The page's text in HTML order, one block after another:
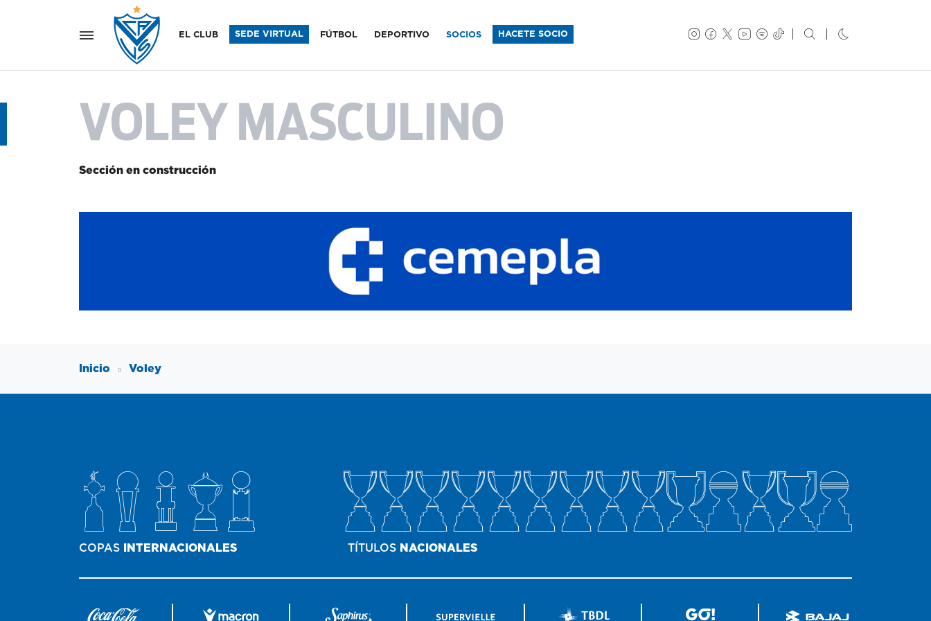
Vélez Sarsfield
EL CLUB SEDE VIRTUAL FÚTBOL DEPORTIVO SOCIOS HACETE SOCIO
VOLEY MASCULINO
Sección en construcción
Inicio Voley
COPAS INTERNACIONALES TÍTULOS NACIONALES